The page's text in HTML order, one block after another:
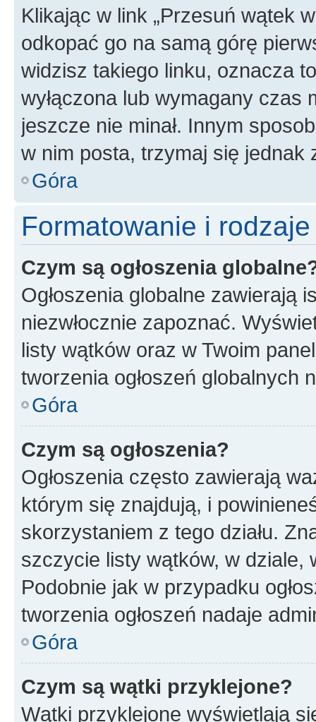
Klikając w link „Przesuń wątek
odkopać go na samą górę
widzisz takiego linku, oznacza
wyłączona lub wymagany czas
jeszcze nie minał. Innym
w nim posta, trzymaj się jednak
Góra
Formatowanie i
Czym są ogłoszenia
Ogłoszenia globalne zawierają
niezwłocznie zapoznać.
listy wątków oraz w Twoim
tworzenia ogłoszeń globalnych
Góra
Czym są ogłoszenia?
Ogłoszenia często zawierają
którym się znajdują, i
skorzystaniem z tego działu.
szczycie listy wątków, w dziale,
Podobnie jak w przypadku
tworzenia ogłoszeń nadaje
Góra
Czym są wątki przyklejone?
Wątki przyklejone wyświetlają